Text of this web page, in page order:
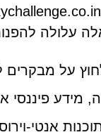
עלולה
על מבקרים
מידע פיננסי
אנטי-